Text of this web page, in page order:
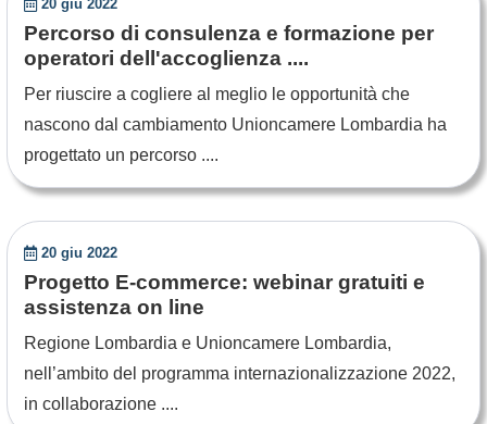
20 giu 2022
Percorso di consulenza e formazione per
operatori dell'accoglienza ....
Per riuscire a cogliere al meglio le opportunità che
nascono dal cambiamento Unioncamere Lombardia ha
progettato un percorso ....
20 giu 2022
Progetto E-commerce: webinar gratuiti e
assistenza on line
Regione Lombardia e Unioncamere Lombardia,
nell’ambito del programma internazionalizzazione 2022,
in collaborazione ....